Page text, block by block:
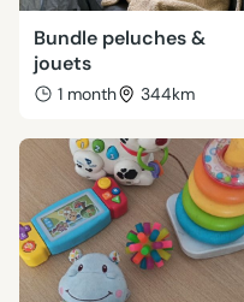
Bundle peluches &
jouets
1 month 344km